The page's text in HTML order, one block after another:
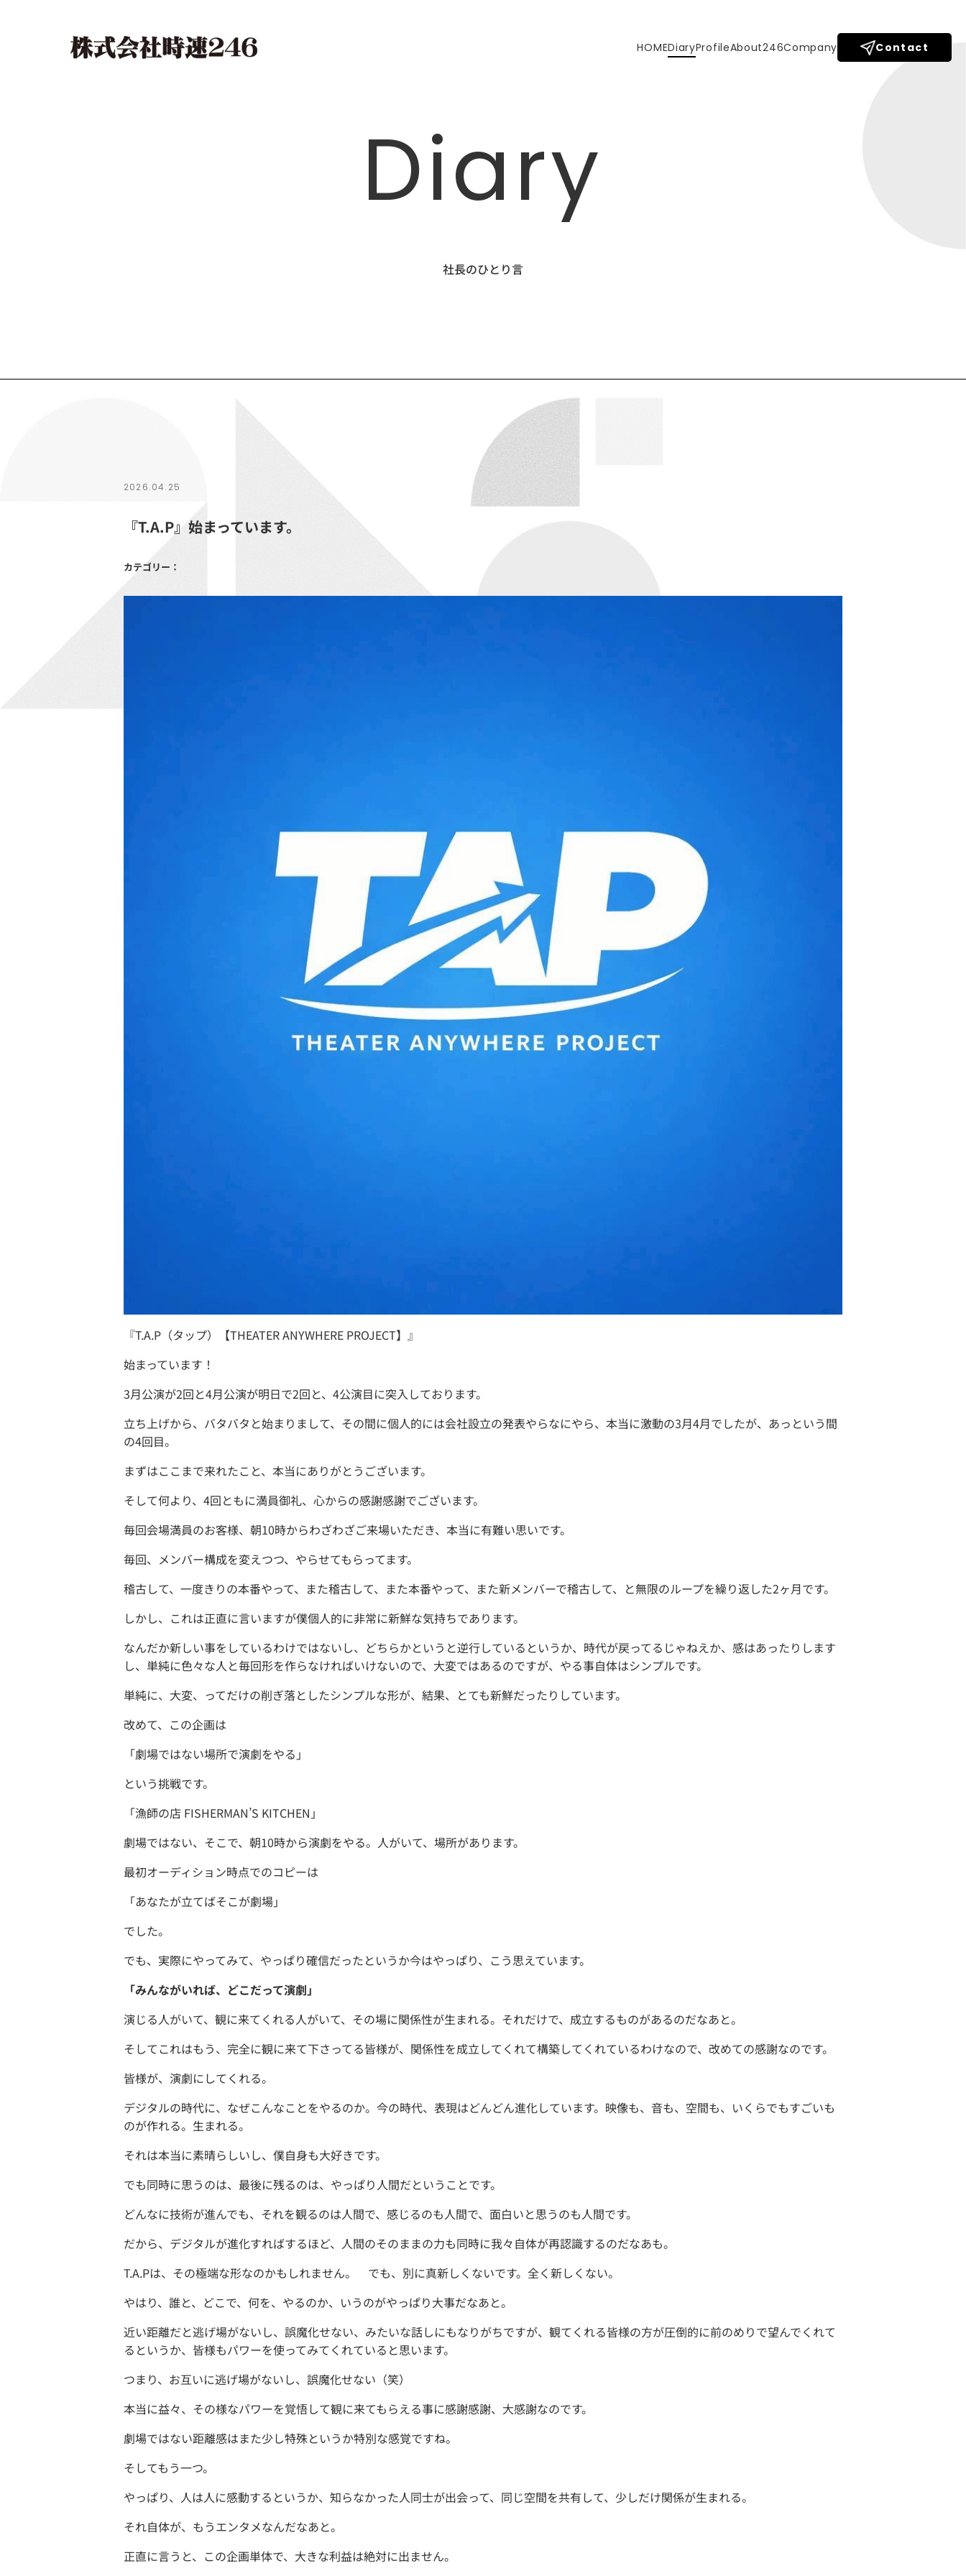
HOMEDiaryProfileAbout246Company Contact
Diary
社長のひとり言
2026.04.25
『T.A.P』始まっています。
カテゴリー：
『T.A.P（タップ）【THEATER ANYWHERE PROJECT】』
始まっています！
3月公演が2回と4月公演が明日で2回と、4公演目に突入しております。
立ち上げから、バタバタと始まりまして、その間に個人的には会社設立の発表やらなにやら、本当に激動の3月4月でしたが、あっという間
の4回目。
まずはここまで来れたこと、本当にありがとうございます。
そして何より、4回ともに満員御礼、心からの感謝感謝でございます。
毎回会場満員のお客様、朝10時からわざわざご来場いただき、本当に有難い思いです。
毎回、メンバー構成を変えつつ、やらせてもらってます。
稽古して、一度きりの本番やって、また稽古して、また本番やって、また新メンバーで稽古して、と無限のループを繰り返した2ヶ月です。
しかし、これは正直に言いますが僕個人的に非常に新鮮な気持ちであります。
なんだか新しい事をしているわけではないし、どちらかというと逆行しているというか、時代が戻ってるじゃねえか、感はあったりします
し、単純に色々な人と毎回形を作らなければいけないので、大変ではあるのですが、やる事自体はシンプルです。
単純に、大変、ってだけの削ぎ落としたシンプルな形が、結果、とても新鮮だったりしています。
改めて、この企画は
「劇場ではない場所で演劇をやる」
という挑戦です。
「漁師の店 FISHERMAN’S KITCHEN」
劇場ではない、そこで、朝10時から演劇をやる。人がいて、場所があります。
最初オーディション時点でのコピーは
「あなたが立てばそこが劇場」
でした。
でも、実際にやってみて、やっぱり確信だったというか今はやっぱり、こう思えています。
「みんながいれば、どこだって演劇」
演じる人がいて、観に来てくれる人がいて、その場に関係性が生まれる。それだけで、成立するものがあるのだなあと。
そしてこれはもう、完全に観に来て下さってる皆様が、関係性を成立してくれて構築してくれているわけなので、改めての感謝なのです。
皆様が、演劇にしてくれる。
デジタルの時代に、なぜこんなことをやるのか。今の時代、表現はどんどん進化しています。映像も、音も、空間も、いくらでもすごいも
のが作れる。生まれる。
それは本当に素晴らしいし、僕自身も大好きです。
でも同時に思うのは、最後に残るのは、やっぱり人間だということです。
どんなに技術が進んでも、それを観るのは人間で、感じるのも人間で、面白いと思うのも人間です。
だから、デジタルが進化すればするほど、人間のそのままの力も同時に我々自体が再認識するのだなあも。
T.A.Pは、その極端な形なのかもしれません。 でも、別に真新しくないです。全く新しくない。
やはり、誰と、どこで、何を、やるのか、いうのがやっぱり大事だなあと。
近い距離だと逃げ場がないし、誤魔化せない、みたいな話しにもなりがちですが、観てくれる皆様の方が圧倒的に前のめりで望んでくれて
るというか、皆様もパワーを使ってみてくれていると思います。
つまり、お互いに逃げ場がないし、誤魔化せない（笑）
本当に益々、その様なパワーを覚悟して観に来てもらえる事に感謝感謝、大感謝なのです。
劇場ではない距離感はまた少し特殊というか特別な感覚ですね。
そしてもう一つ。
やっぱり、人は人に感動するというか、知らなかった人同士が出会って、同じ空間を共有して、少しだけ関係が生まれる。
それ自体が、もうエンタメなんだなあと。
正直に言うと、この企画単体で、大きな利益は絶対に出ません。